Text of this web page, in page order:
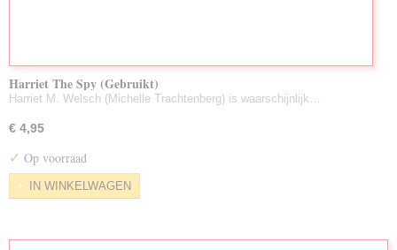
Harriet The Spy (Gebruikt)
Harriet M. Welsch (Michelle Trachtenberg) is waarschijnlijk…
€ 4,95
✓ Op voorraad
IN WINKELWAGEN